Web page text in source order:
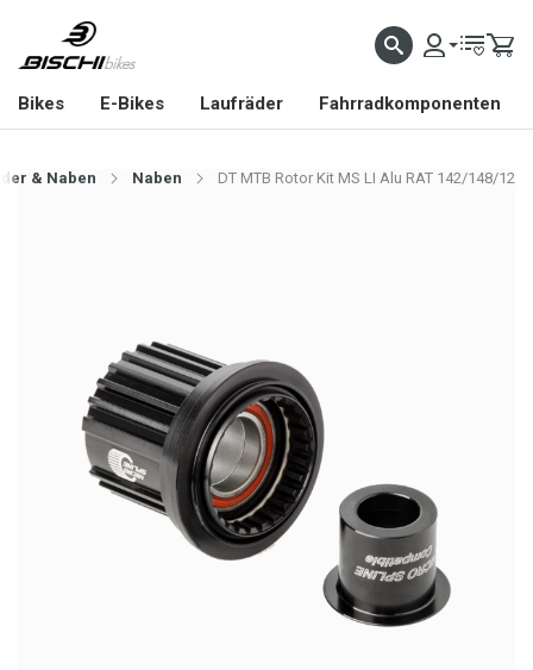
Bikes E-Bikes Laufräder Fahrradkomponenten
& Naben Naben DT MTB Rotor Kit MS LI Alu RAT 142/148/12